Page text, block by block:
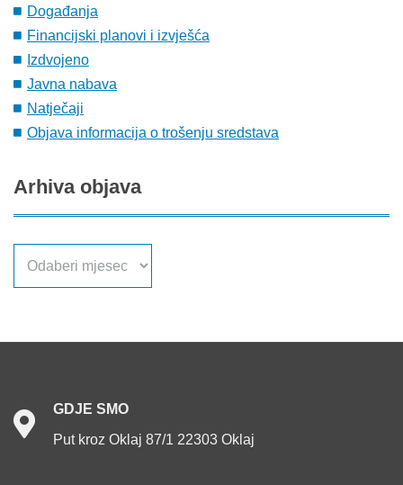
Događanja
Financijski planovi i izvješća
Izdvojeno
Javna nabava
Natječaji
Objava informacija o trošenju sredstava
Arhiva objava
GDJE SMO
Put kroz Oklaj 87/1 22303 Oklaj